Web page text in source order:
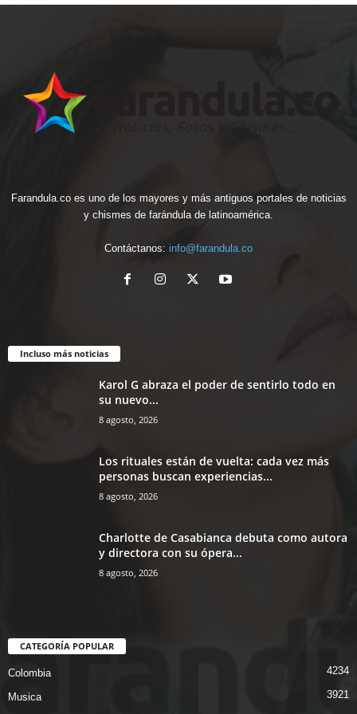
Farandula.co es uno de los mayores y más antiguos portales de noticias
y chismes de farándula de latinoamérica.
Contáctanos: info@farandula.co
Incluso más noticias
Karol G abraza el poder de sentirlo todo en
su nuevo...
8 agosto, 2026
Los rituales están de vuelta: cada vez más
personas buscan experiencias...
8 agosto, 2026
Charlotte de Casabianca debuta como autora
y directora con su ópera...
8 agosto, 2026
CATEGORÍA POPULAR
Colombia 4234
Musica
3921